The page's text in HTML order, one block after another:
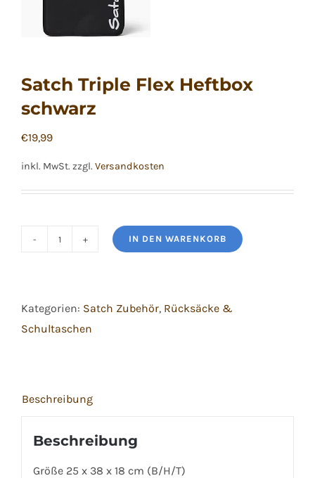
Satch Triple Flex Heftbox
schwarz
€19,99
inkl. MwSt. zzgl. Versandkosten
Heftbox
schwarz
IN DEN WARENKORB
Kategorien: Satch Zubehör, Rücksäcke &
Schultaschen
Beschreibung
Beschreibung
Größe 25 x 38 x 18 cm (B/H/T)